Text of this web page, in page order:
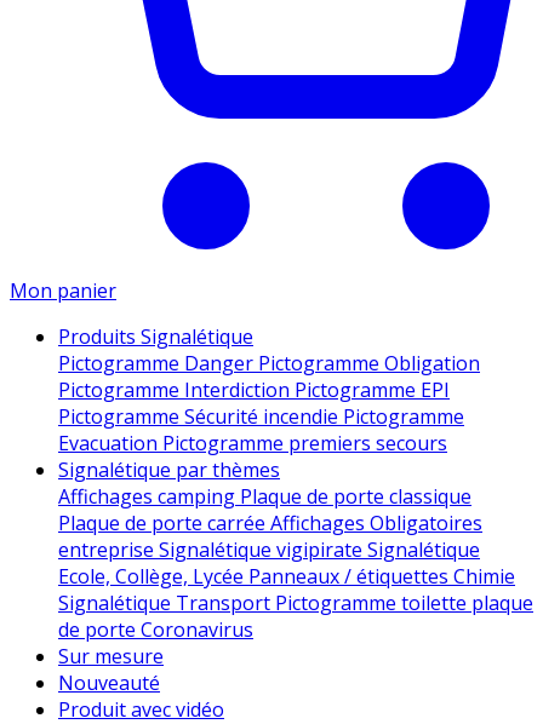
Mon panier
Produits Signalétique
Pictogramme Danger Pictogramme Obligation
Pictogramme Interdiction Pictogramme EPI
Pictogramme Sécurité incendie Pictogramme
Evacuation Pictogramme premiers secours
Signalétique par thèmes
Affichages camping Plaque de porte classique
Plaque de porte carrée Affichages Obligatoires
entreprise Signalétique vigipirate Signalétique
Ecole, Collège, Lycée Panneaux / étiquettes Chimie
Signalétique Transport Pictogramme toilette plaque
de porte Coronavirus
Sur mesure
Nouveauté
Produit avec vidéo